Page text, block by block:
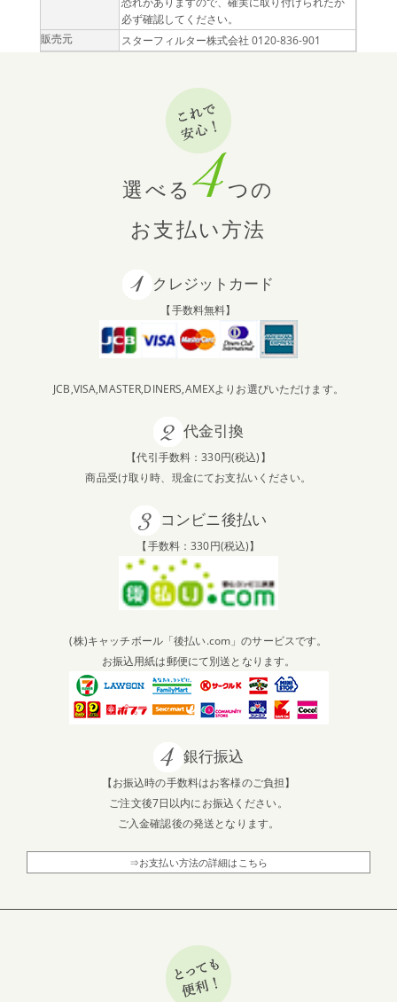
必ず確認してください。
販売元
スターフィルター株式会社 0120-836-901
選べる
つの
お支払い方法
クレジットカード
【手数料無料】
JCB,VISA,MASTER,DINERS,AMEXよりお選びいただけます。
代金引換
【代引手数料：330円(税込)】
商品受け取り時、現金にてお支払いください。
コンビニ後払い
【手数料：330円(税込)】
(株)キャッチボール「後払い.com」のサービスです。
お振込用紙は郵便にて別送となります。
銀行振込
【お振込時の手数料はお客様のご負担】
ご注文後7日以内にお振込ください。
ご入金確認後の発送となります。
⇒お支払い方法の詳細はこちら